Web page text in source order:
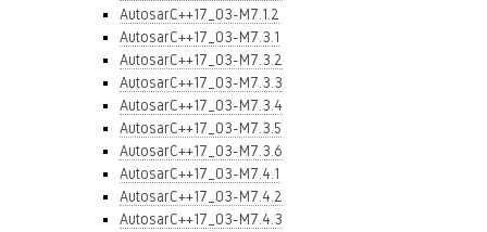
AutosarC++17_03-M7.1.2
AutosarC++17_03-M7.3.1
AutosarC++17_03-M7.3.2
AutosarC++17_03-M7.3.3
AutosarC++17_03-M7.3.4
AutosarC++17_03-M7.3.5
AutosarC++17_03-M7.3.6
AutosarC++17_03-M7.4.1
AutosarC++17_03-M7.4.2
AutosarC++17_03-M7.4.3